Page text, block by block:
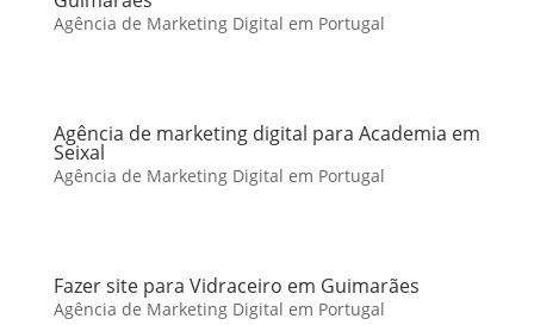
Agência de Marketing Digital em Portugal
Agência de marketing digital para Academia em
Seixal
Agência de Marketing Digital em Portugal
Fazer site para Vidraceiro em Guimarães
Agência de Marketing Digital em Portugal